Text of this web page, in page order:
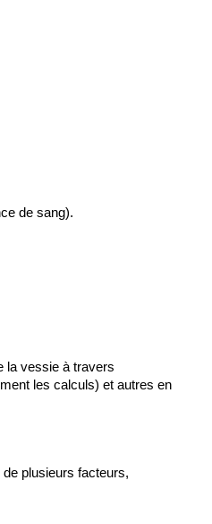
de sang).
la vessie à travers
les calculs) et autres en
plusieurs facteurs,